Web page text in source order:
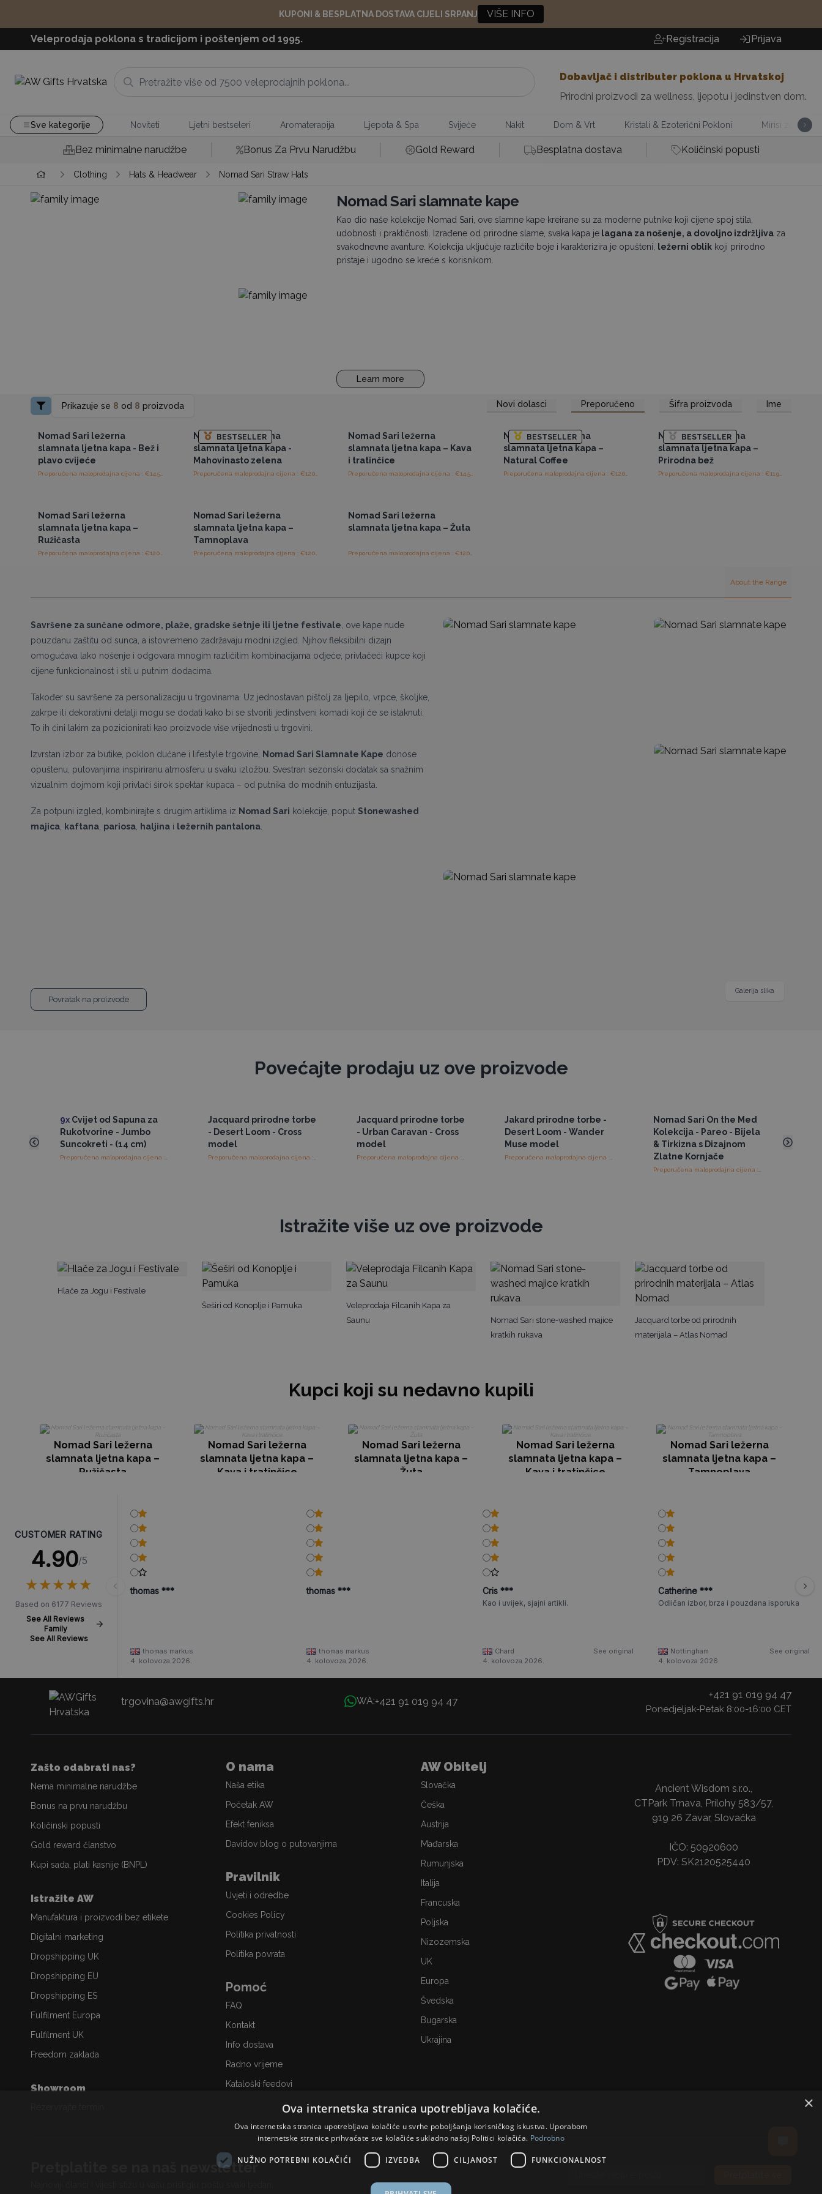
KUPONI & BESPLATNA DOSTAVA CIJELI SRPANJ VIŠE INFO
Veleprodaja poklona s tradicijom i poštenjem od 1995. Registracija Prijava
Dobavljač i distributer poklona u Hrvatskoj
Prirodni proizvodi za wellness, ljepotu i jedinstven dom.
Sve kategorije Noviteti Ljetni bestseleri Aromaterapija Ljepota & Spa Svijeće Nakit Dom & Vrt Kristali & Ezoterični Pokloni Mirisi za Dom
Bez minimalne narudžbe Bonus Za Prvu Narudžbu Gold Reward Besplatna dostava Količinski popusti
Clothing Hats & Headwear Nomad Sari Straw Hats
Nomad Sari slamnate kape
Kao dio naše kolekcije Nomad Sari, ove slamne kape kreirane su za moderne putnike koji cijene spoj stila,
udobnosti i praktičnosti. Izrađene od prirodne slame, svaka kapa je lagana za nošenje, a dovoljno izdržljiva za
svakodnevne avanture. Kolekcija uključuje različite boje i karakterizira je opušteni,
ležerni oblik koji prirodno
pristaje i ugodno se kreće s korisnikom.
Learn more
Prikazuje se 8 od 8 proizvoda Novi dolasci Preporučeno Šifra proizvoda Ime
Pristup veleprodajnim
cijenama
Nomad Sari ležerna
slamnata ljetna kapa - Bež i
plavo cvijeće
BESTSELLER
Nomad Sari ležerna
slamnata ljetna kapa -
Mahovinasto zelena
Preporučena maloprodajna cijena : €12.00/komad
Nomad Sari ležerna
slamnata ljetna kapa – Kava
i tratinčice
BESTSELLER
Pristup veleprodajnim
cijenama
Nomad Sari ležerna
slamnata ljetna kapa –
Natural Coffee
Preporučena maloprodajna cijena : €12.00/komad
BESTSELLER
Pristup veleprodajnim
Nomad Sari ležerna
slamnata ljetna kapa –
Prirodna bež
Nomad Sari ležerna
slamnata ljetna kapa –
Ružičasta
Nomad Sari ležerna
slamnata ljetna kapa –
Tamnoplava
Preporučena maloprodajna cijena : €12.00/komad
Nomad Sari ležerna
slamnata ljetna kapa – Žuta
About the Range
Savršene za sunčane odmore, plaže, gradske šetnje ili ljetne festivale , ove kape nude
pouzdanu zaštitu od sunca, a istovremeno zadržavaju modni izgled. Njihov fleksibilni dizajn
omogućava lako nošenje i odgovara mnogim različitim kombinacijama odjeće, privlačeći kupce koji
cijene funkcionalnost i stil u putnim dodacima.
Također su savršene za personalizaciju u trgovinama. Uz jednostavan pištolj za ljepilo, vrpce, školjke,
zakrpe ili dekorativni detalji mogu se dodati kako bi se stvorili jedinstveni komadi koji će se istaknuti.
To ih čini lakim za pozicionirati kao proizvode više vrijednosti u trgovini.
Izvrstan izbor za butike, poklon dućane i lifestyle trgovine, Nomad Sari Slamnate Kape donose
opuštenu, putovanjima inspiriranu atmosferu u svaku izložbu. Svestran sezonski dodatak sa snažnim
vizualnim dojmom koji privlači širok spektar kupaca – od putnika do modnih entuzijasta.
Za potpuni izgled, kombinirajte s drugim artiklima iz Nomad Sari kolekcije, poput Stonewashed
majica
kaftana pariosa haljina i ležernih pantalona
Povratak na proizvode
Galerija slika
Povećajte prodaju uz ove proizvode
9x Cvijet od Sapuna za
Rukotvorine - Jumbo
Suncokreti - (14 cm)
Jacquard prirodne torbe
- Desert Loom - Cross
model
Jacquard prirodne torbe
- Urban Caravan - Cross
model
Preporučena maloprodajna cijena : €20.00/komad
Jakard prirodne torbe -
Desert Loom - Wander
Muse model
Nomad Sari On the Med
Kolekcija - Pareo - Bijela
& Tirkizna s Dizajnom
Zlatne Kornjače
Preporučena maloprodajna cijena : €15.00/Komad
Istražite više uz ove proizvode
Hlače za Jogu i Festivale
Šeširi od Konoplje i Pamuka
Veleprodaja Filcanih Kapa za
Saunu
Nomad Sari stone-washed majice
kratkih rukava
Jacquard torbe od prirodnih
materijala – Atlas Nomad
Kupci koji su nedavno kupili
Nomad Sari ležerna
slamnata ljetna kapa –
Ružičasta
Nomad Sari ležerna
slamnata ljetna kapa –
Kava i tratinčice
Nomad Sari ležerna
slamnata ljetna kapa –
Žuta
Nomad Sari ležerna
slamnata ljetna kapa –
Kava i tratinčice
Nomad Sari ležerna
slamnata ljetna kapa –
Tamnoplava
CUSTOMER RATING
4.90/5
★★★★★
★★★★★
Based on 6177 Reviews
See All Reviews
Family
See All Reviews
thomas ***
thomas markus
4. kolovoza 2026.
thomas ***
thomas markus
4. kolovoza 2026.
Cris ***
Kao i uvijek, sjajni artikli.
Chard
See original
4. kolovoza 2026.
Catherine ***
Odličan izbor, brza i pouzdana isporuka
Nottingham
See original
4. kolovoza 2026.
trgovina@awgifts.hr WA:+421 91 019 94 47
+421 91 019 94 47
Ponedjeljak-Petak 8:00-16:00 CET
Zašto odabrati nas?
Nema minimalne narudžbe
Bonus na prvu narudžbu
Količinski popusti
Gold reward članstvo
Kupi sada, plati kasnije (BNPL)
Istražite AW
Manufaktura i proizvodi bez etikete
Digitalni marketing
Dropshipping UK
Dropshipping EU
Dropshipping ES
Fulfilment Europa
Fulfilment UK
Freedom zaklada
Showroom
O nama
Naša etika
Početak AW
Efekt feniksa
Davidov blog o putovanjima
Pravilnik
Uvjeti i odredbe
Cookies Policy
Politika privatnosti
Politika povrata
Pomoć
FAQ
Kontakt
Info dostava
Radno vrijeme
Kataloški feedovi
AW Obitelj
Slovačka
Češka
Austrija
Mađarska
Rumunjska
Italija
Francuska
Poljska
Nizozemska
UK
Europa
Švedska
Bugarska
Ukrajina
Ancient Wisdom s.r.o.,
CTPark Trnava, Prílohy 583/57,
919 26 Zavar, Slovačka
IČO: 50920600
PDV: SK2120525440
Pretplatite se na naš newsletter
×
Ova internetska stranica upotrebljava kolačiće.
Ova internetska stranica upotrebljava kolačiće u svrhe poboljšanja korisničkog iskustva. Uporabom
internetske stranice prihvaćate sve kolačiće sukladno našoj Politici kolačića. Podrobno
NUŽNO POTREBNI KOLAČIĆI IZVEDBA CILJANOST FUNKCIONALNOST